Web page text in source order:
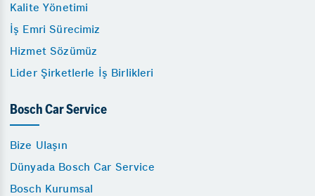
Kalite Yönetimi
İş Emri Sürecimiz
Hizmet Sözümüz
Lider Şirketlerle İş Birlikleri
Bosch Car Service
Bize Ulaşın
Dünyada Bosch Car Service
Bosch Kurumsal